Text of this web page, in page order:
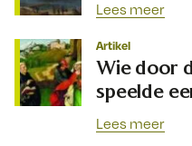
Lees meer
Artikel
Wie door
speelde
Lees meer